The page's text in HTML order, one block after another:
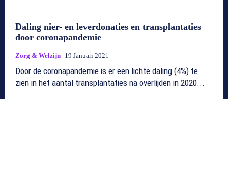
Daling nier- en leverdonaties en transplantaties
door coronapandemie
Zorg & Welzijn 19 Januari 2021
Door de coronapandemie is er een lichte daling (4%) te
zien in het aantal transplantaties na overlijden in 2020...